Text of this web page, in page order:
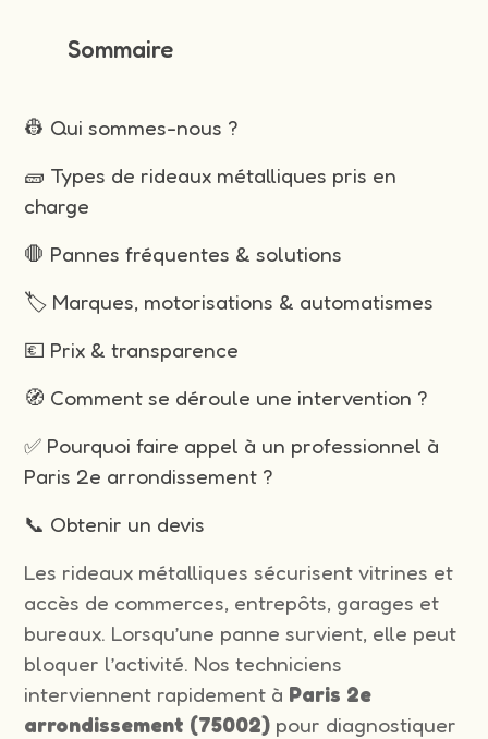
Sommaire
👷 Qui sommes-nous ?
🧱 Types de rideaux métalliques pris en
charge
🛑 Pannes fréquentes & solutions
🏷️ Marques, motorisations & automatismes
💶 Prix & transparence
🧭 Comment se déroule une intervention ?
✅ Pourquoi faire appel à un professionnel à
Paris 2e arrondissement ?
📞 Obtenir un devis
Les rideaux métalliques sécurisent vitrines et
accès de commerces, entrepôts, garages et
bureaux. Lorsqu’une panne survient, elle peut
bloquer l’activité. Nos techniciens
interviennent rapidement à Paris 2e
arrondissement (75002) pour diagnostiquer